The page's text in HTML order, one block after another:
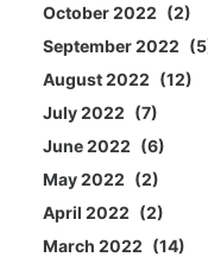
October 2022
2
September 2022
5
August 2022
12
July 2022
7
June 2022
6
May 2022
2
April 2022
2
March 2022
14